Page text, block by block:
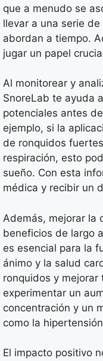
que a menudo se
llevar a una serie
abordan a tiempo.
jugar un papel
Al monitorear y
SnoreLab te ayuda
potenciales antes
ejemplo, si la
de ronquidos
respiración, esto
sueño. Con esta
médica y recibir un
Además, mejorar la
beneficios de largo
es esencial para la
ánimo y la salud
ronquidos y mejorar
experimentar un
concentración y un
como la
El impacto positivo